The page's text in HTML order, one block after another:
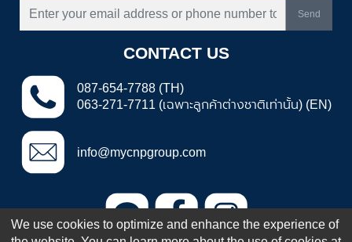
Send
CONTACT US
087-654-7788 (TH)
063-271-7711 (เฉพาะลูกค้าต่างชาติเท่านั้น) (EN)
info@mycnpgroup.com
We use cookies to optimize and enhance the experience of